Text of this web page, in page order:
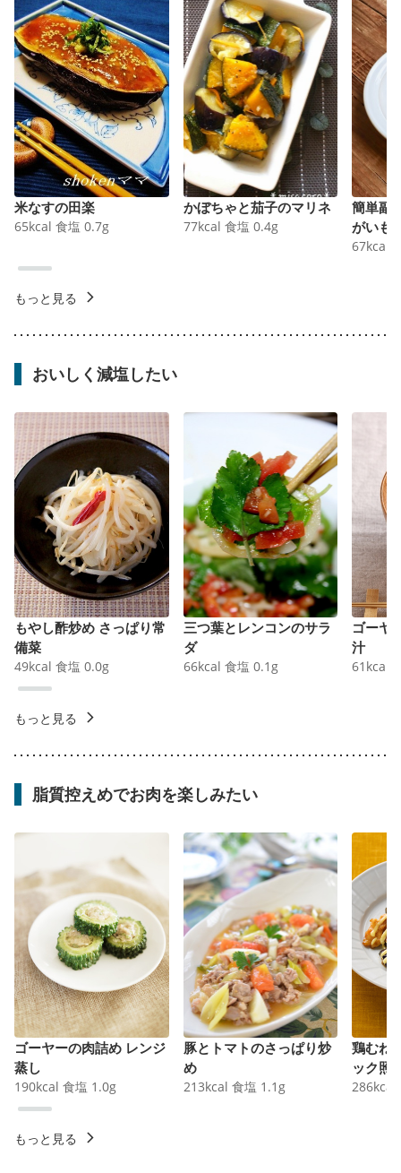
米なすの田楽
65kcal 食塩 0.7g
かぼちゃと茄子のマリネ
77kcal 食塩 0.4g
簡単副
がいも
67kcal
もっと見る
おいしく減塩したい
もやし酢炒め さっぱり常
備菜
49kcal 食塩 0.0g
三つ葉とレンコンのサラ
ダ
66kcal 食塩 0.1 g
ゴーヤ
汁
61 kcal
もっと見る
脂質控えめでお肉を楽しみたい
ゴーヤーの肉詰め レンジ
蒸し
190kcal 食塩 1.0g
豚とトマトのさっぱり炒
め
213kcal 食塩 1.1 g
鶏むね
ック照
286kcal
もっと見る